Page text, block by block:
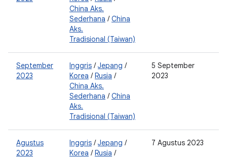
China Aks.
Sederhana /China
Aks.
Tradisional (Taiwan)
September
2023
Inggris /Jepang /
Korea /Rusia /
China Aks.
Sederhana /China
Aks.
Tradisional (Taiwan)
5 September
2023
Agustus
2023
Inggris /Jepang /
Korea /Rusia /
7 Agustus 2023